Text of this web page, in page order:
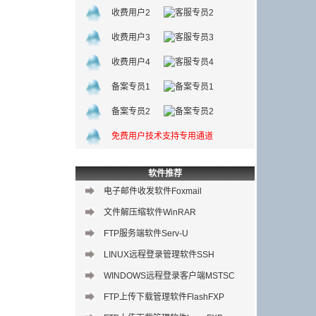
收费用户2
收费用户3
收费用户4
备案专员1
备案专员2
免费用户技术支持专用通道
软件推荐
电子邮件收发软件Foxmail
文件解压缩软件WinRAR
FTP服务端软件Serv-U
LINUX远程登录管理软件SSH
WINDOWS远程登录客户端MSTSC
FTP上传下载管理软件FlashFXP